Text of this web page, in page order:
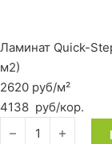
Ламинат Quick-
м2)
2620 руб/м²
4138 руб/кор.
Количество